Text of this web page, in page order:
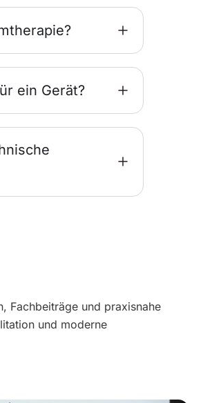
ein Gerät?
Fachbeiträge und praxisnahe
und moderne